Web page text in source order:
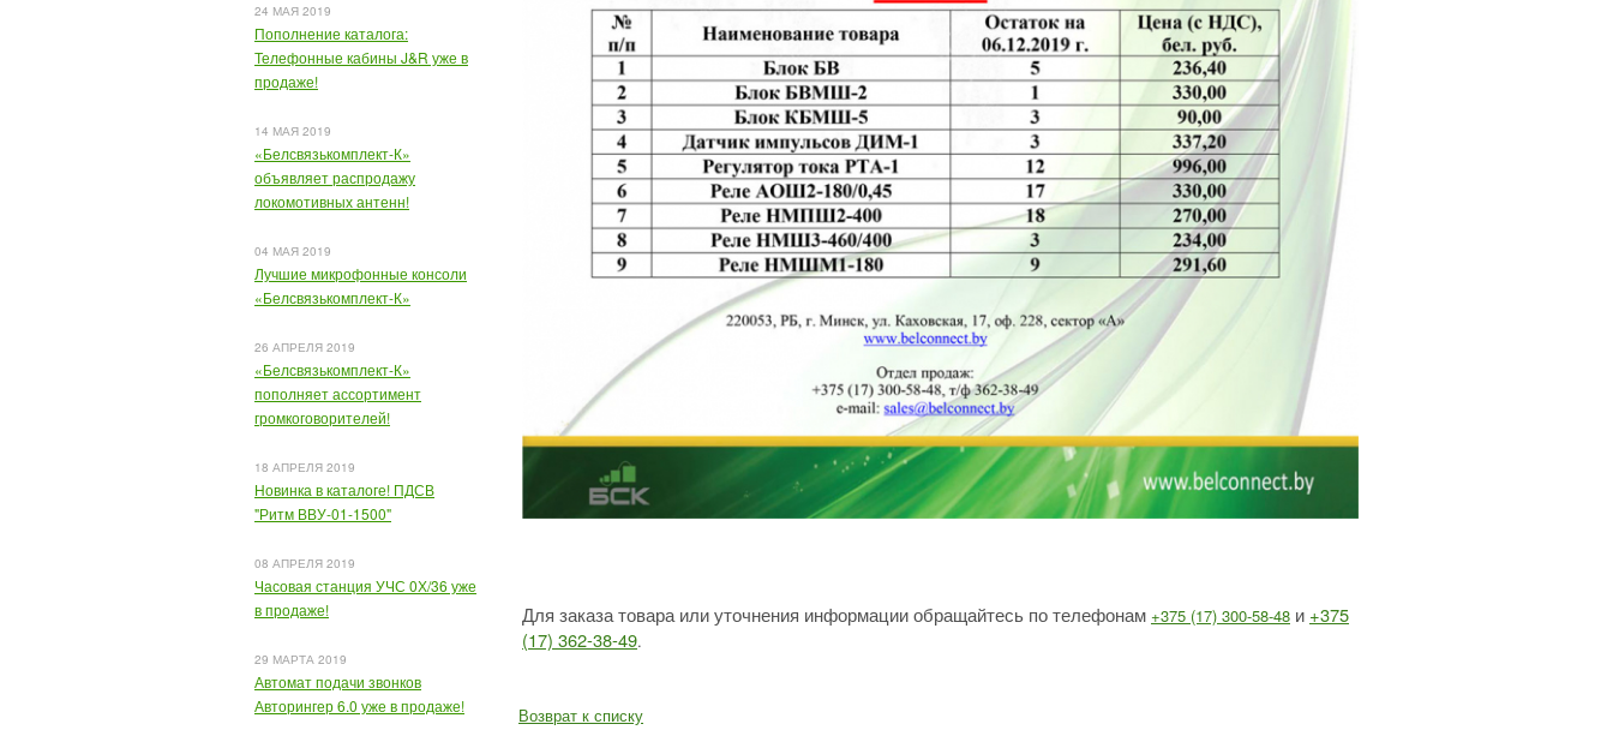
Для заказа товара или уточнения информации обращайтесь по телефонам +375 (17) 300-58-48 и +375
(17) 362-38-49.
Возврат к списку
24 МАЯ 2019
Пополнение каталога:
Телефонные кабины J&R уже в
продаже!
14 МАЯ 2019
«Белсвязькомплект-К»
объявляет распродажу
локомотивных антенн!
04 МАЯ 2019
Лучшие микрофонные консоли
«Белсвязькомплект-К»
26 АПРЕЛЯ 2019
«Белсвязькомплект-К»
пополняет ассортимент
громкоговорителей!
18 АПРЕЛЯ 2019
Новинка в каталоге! ПДСВ
"Ритм ВВУ-01-1500"
08 АПРЕЛЯ 2019
Часовая станция УЧС 0Х/36 уже
в продаже!
29 МАРТА 2019
Автомат подачи звонков
Авторингер 6.0 уже в продаже!